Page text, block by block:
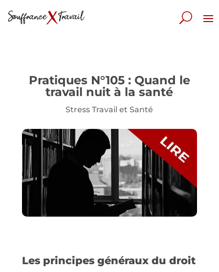
Pratiques N°105 : Quand le
travail nuit à la santé
Stress Travail et Santé
Les principes généraux du droit